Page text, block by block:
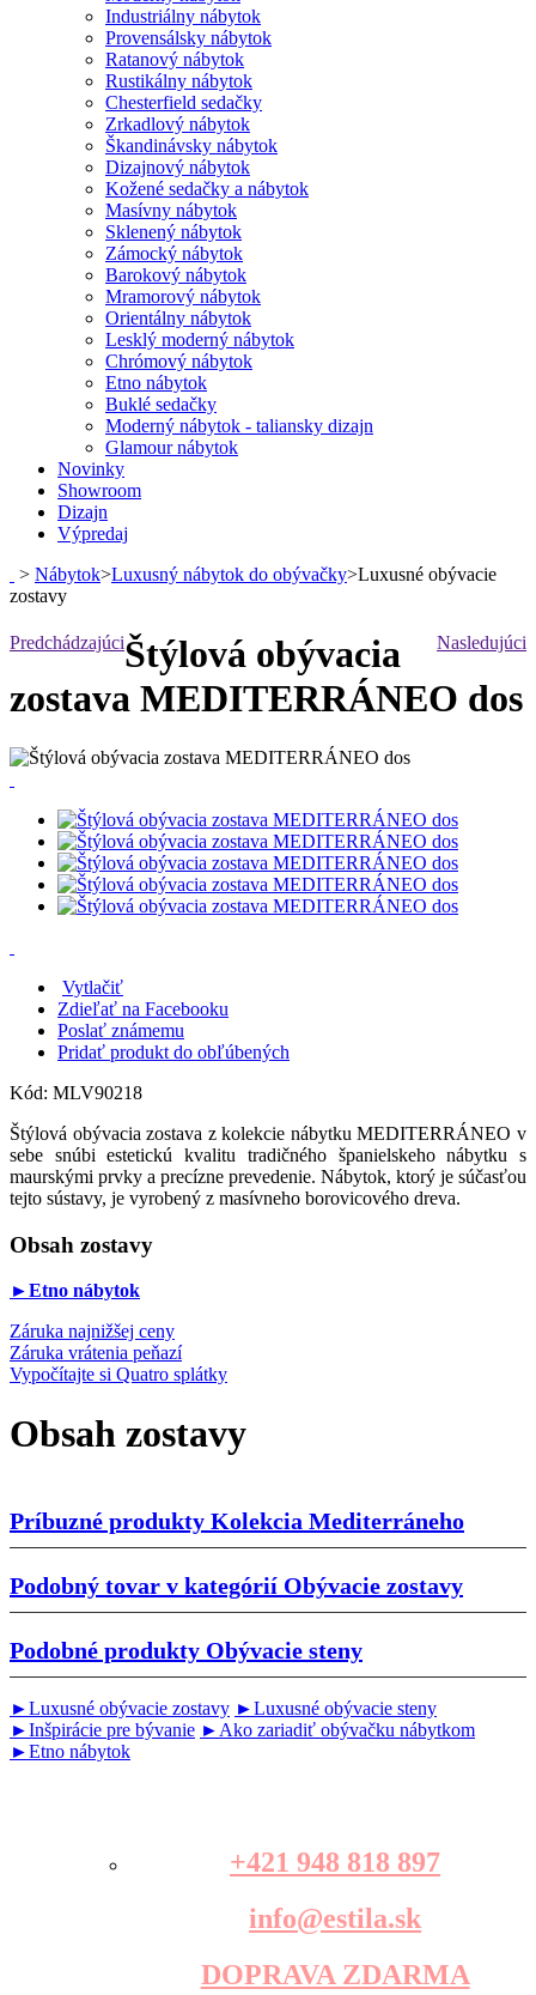
Industriálny nábytok
Provensálsky nábytok
Ratanový nábytok
Rustikálny nábytok
Chesterfield sedačky
Zrkadlový nábytok
Škandinávsky nábytok
Dizajnový nábytok
Kožené sedačky a nábytok
Masívny nábytok
Sklenený nábytok
Zámocký nábytok
Barokový nábytok
Mramorový nábytok
Orientálny nábytok
Lesklý moderný nábytok
Chrómový nábytok
Etno nábytok
Buklé sedačky
Moderný nábytok - taliansky dizajn
Glamour nábytok
Novinky
Showroom
Dizajn
Výpredaj
> Nábytok>Luxusný nábytok do obývačky>Luxusné obývacie
zostavy
Predchádzajúci Nasledujúci
Štýlová obývacia
zostava MEDITERRÁNEO dos
Vytlačiť
Zdieľať na Facebooku
Poslať známemu
Pridať produkt do obľúbených
Kód: MLV90218
Štýlová obývacia zostava z kolekcie nábytku MEDITERRÁNEO v
sebe snúbi estetickú kvalitu tradičného španielskeho nábytku s
maurskými prvky a precízne prevedenie. Nábytok, ktorý je súčasťou
tejto sústavy, je vyrobený z masívneho borovicového dreva.
Obsah zostavy
►Etno nábytok
Záruka najnižšej ceny
Záruka vrátenia peňazí
Vypočítajte si Quatro splátky
Obsah zostavy
Príbuzné produkty Kolekcia Mediterráneho
Podobný tovar v kategórií Obývacie zostavy
Podobné produkty Obývacie steny
►Luxusné obývacie zostavy ►Luxusné obývacie steny
►Inšpirácie pre bývanie ►Ako zariadiť obývačku nábytkom
►Etno nábytok
+421 948 818 897
info@estila.sk
DOPRAVA ZDARMA